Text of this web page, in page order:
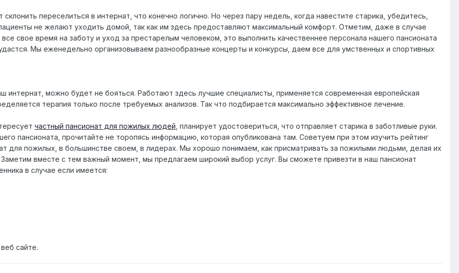
переселиться в интернат, что конечно логично. Но через пару недель, когда навестите старика, убедитесь,
не желают уходить домой, так как им здесь предоставляют максимальный комфорт. Отметим, даже в случае
свое время на заботу и уход за престарелым человеком, это выполнить качественнее персонала нашего пансионата
Мы еженедельно организовываем разнообразные концерты и конкурсы, даем все для умственных и спортивных
интернат, можно будет не бояться. Работают здесь лучшие специалисты, применяется современная европейская
терапия только после требуемых анализов. Так что подбирается максимально эффективное лечение.
частный пансионат для пожилых людей , планирует удостовериться, что отправляет старика в заботливые руки.
пансионата, прочитайте не торопясь информацию, которая опубликована там. Советуем при этом изучить рейтинг
для пожилых, в большинстве своем, в лидерах. Мы хорошо понимаем, как присматривать за пожилыми людьми, делая их
вместе с тем важный момент, мы предлагаем широкий выбор услуг. Вы сможете привезти в наш пансионат
в случае если имеется:
сайте.